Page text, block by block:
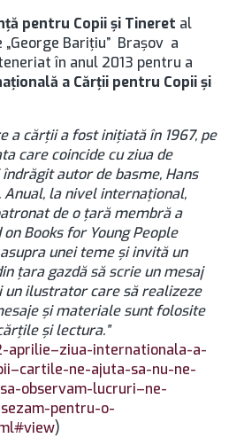
pentru Copii și Tineret al
Barițiu” Brașov a
în anul 2013 pentru a
a Cărţii pentru Copii și
a cărții a fost iniţiată în 1967, pe
care coincide cu ziua de
autor de basme, Hans
Anual, la nivel internațional,
de o țară membră a
Books for Young People
unei teme și invită un
țara gazdă să scrie un mesaj
un ilustrator care să realizeze
şi materiale sunt folosite
și lectura.”
internationala-a-
ne-ajuta-sa-nu-ne-
observam-lucruri–ne-
pentru-o-
)